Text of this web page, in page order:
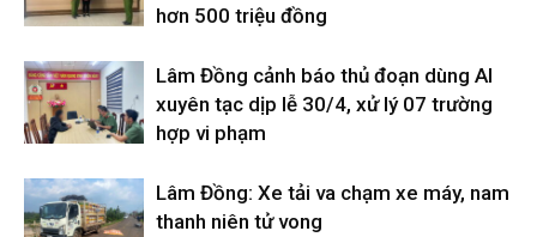
hơn 500 triệu đồng
Lâm Đồng cảnh báo thủ đoạn dùng AI
xuyên tạc dịp lễ 30/4, xử lý 07 trường
hợp vi phạm
Lâm Đồng: Xe tải va chạm xe máy, nam
thanh niên tử vong